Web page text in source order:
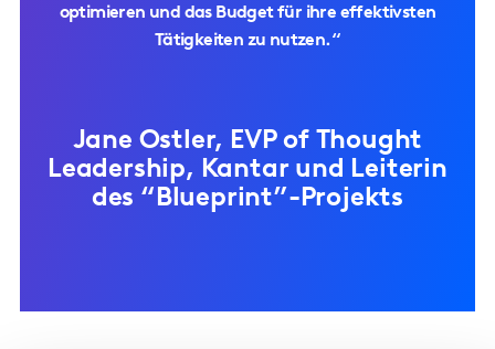
optimieren und das Budget für ihre effektivsten
Tätigkeiten zu nutzen.“
Jane Ostler, EVP of Thought
Leadership, Kantar und Leiterin
des “Blueprint”-Projekts